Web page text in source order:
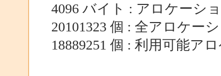
4096 バイト : アロケーシ
20101323 個 : 全アロケー
18889251 個 : 利用可能ア